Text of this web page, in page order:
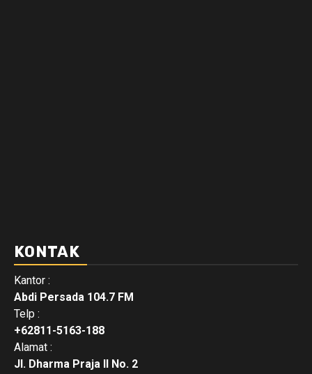
KONTAK
Kantor :
Abdi Persada 104.7 FM
Telp :
+62811-5163-188
Alamat :
Jl. Dharma Praja II No. 2